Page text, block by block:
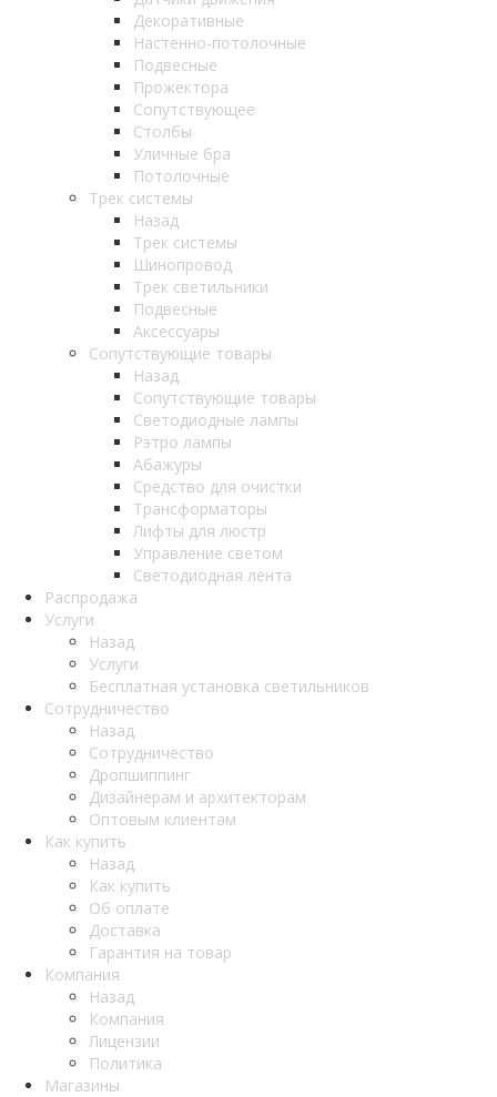
Декоративные
Настенно-потолочные
Подвесные
Прожектора
Сопутствующее
Столбы
Уличные бра
Потолочные
Трек системы
Назад
Трек системы
Шинопровод
Трек светильники
Подвесные
Аксессуары
Сопутствующие товары
Назад
Сопутствующие товары
Светодиодные лампы
Рэтро лампы
Абажуры
Средство для очистки
Трансформаторы
Лифты для люстр
Управление светом
Светодиодная лента
Распродажа
Услуги
Назад
Услуги
Бесплатная установка светильников
Сотрудничество
Назад
Сотрудничество
Дропшиппинг
Дизайнерам и архитекторам
Оптовым клиентам
Как купить
Назад
Как купить
Об оплате
Доставка
Гарантия на товар
Компания
Назад
Компания
Лицензии
Политика
Магазины